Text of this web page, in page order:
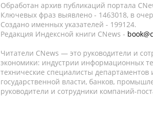
Обработан архив публикаций портала
Ключевых фраз выявлено - 1463018, в
Создано именных указателей - 199124.
Редакция Индексной книги CNews -
Читатели CNews — это руководители и
экономики: индустрии информационных
технические специалисты
государственной власти, банков,
руководители и сотрудники компаний-